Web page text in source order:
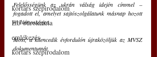
kortárs szépirodalom
EU bürokrácia
emlékezés
kortárs szépirodalom
Felelősségünk az ukrán válság idején címmel –
fogadott el, amelyet sajtószolgálatunk másnap hozott
nyilvánosságra.
Most, a kilencedik évfordulón újraközöljük az MVSZ
dokumentumát.